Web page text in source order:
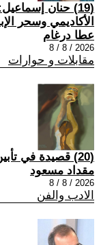
(19) حنان
الأكاديمي وسحر
عطا درغام
2026 / 8 / 8
مقابلات و حوارات
(20) قصيدة في تأبين الأديب محمد عبد حسن
مقداد مسعود
2026 / 8 / 8
الادب والفن